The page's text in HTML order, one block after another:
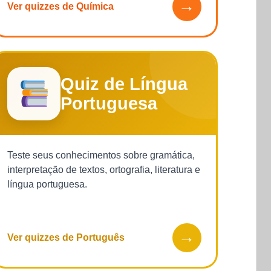
Ver quizzes de Química →
Quiz de Língua
Portuguesa
Teste seus conhecimentos sobre gramática,
interpretação de textos, ortografia, literatura e
língua portuguesa.
Ver quizzes de Português →